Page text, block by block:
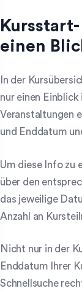
einen
In der
nur einen Einblick
Veranstaltungen
und Enddatum
Um diese Info zu
über den
das jeweilige
Anzahl an
Nicht nur in der
Enddatum Ihrer
Schnellsuche